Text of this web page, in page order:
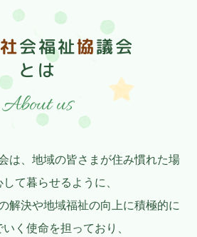
社会福祉協議会
とは
About us
は、地域の皆さまが住み慣れた場
して暮らせるように、
解決や地域福祉の向上に積極的に
く使命を担っており、